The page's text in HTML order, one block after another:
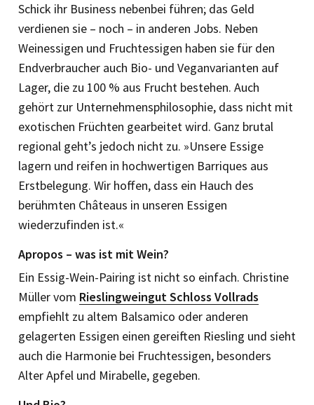
Schick ihr Business nebenbei führen; das Geld
verdienen sie – noch – in anderen Jobs. Neben
Weinessigen und Fruchtessigen haben sie für den
Endverbraucher auch Bio- und Veganvarianten auf
Lager, die zu 100 % aus Frucht bestehen. Auch
gehört zur Unternehmensphilosophie, dass nicht mit
exotischen Früchten gearbeitet wird. Ganz brutal
regional geht’s jedoch nicht zu. »Unsere Essige
lagern und reifen in hochwertigen Barriques aus
Erstbelegung. Wir hoffen, dass ein Hauch des
berühmten Châteaus in unseren Essi­gen
wiederzufinden ist.«
Apropos – was ist mit Wein?
Ein Essig-Wein-Pairing ist nicht so einfach. Christine
Müller vom Rieslingweingut Schloss Vollrads
empfiehlt zu altem Balsamico oder anderen
gelagerten ­Essigen ­einen gereiften Riesling und sieht
auch die Harmonie bei Fruchtessigen, besonders
Alter Apfel und Mirabelle, gegeben.